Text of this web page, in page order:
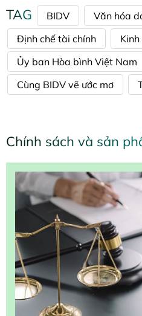
TAG BIDV
Văn hóa
Định chế tài chính
Ủy ban Hòa bình Việt Nam
Cùng BIDV vẽ ước mơ
Chính sách và sản